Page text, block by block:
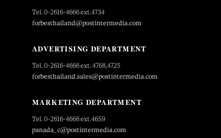
Tel. 0-2616-4666 ext.4734
forbesthailand@postintermedia.com
ADVERTISING DEPARTMENT
Tel. 0-2616-4666 ext. 4768,4725
forbesthailand.sales@postintermedia.com
MARKETING DEPARTMENT
Tel. 0-2616-4666 ext.4659
panada_c@postintermedia.com